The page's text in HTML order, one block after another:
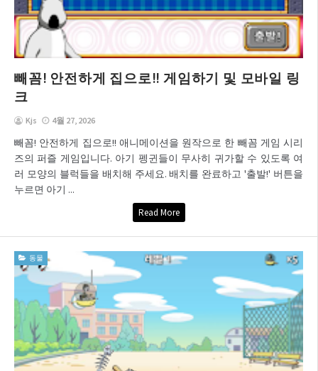
빼꼼! 안전하게 집으로!! 게임하기 및 모바일 링
크
Kjs 4월 27, 2026
빼꼼! 안전하게 집으로!! 애니메이션을 원작으로 한 빼꼼 게임 시리
즈의 퍼즐 게임입니다. 아기 펭귄들이 무사히 귀가할 수 있도록 여
러 모양의 블럭들을 배치해 주세요. 배치를 완료하고 '출발!' 버튼을
누르면 아기 ...
Read More
동물